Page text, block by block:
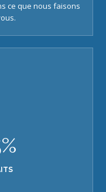
ce que nous faisons
%